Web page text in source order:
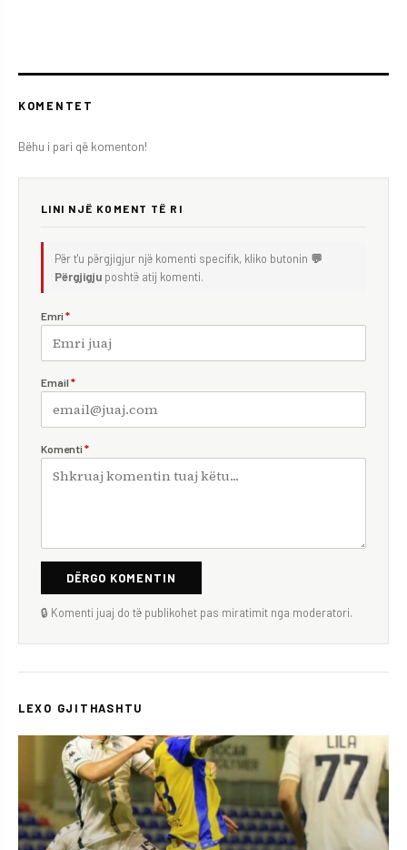
KOMENTET
Bëhu i pari që komenton!
LINI NJË KOMENT TË RI
Për t'u përgjigjur një komenti specifik, kliko butonin 💬
Përgjigju poshtë atij komenti.
Emri *
Email *
Komenti *
DËRGO KOMENTIN
🔒 Komenti juaj do të publikohet pas miratimit nga moderatori.
LEXO GJITHASHTU